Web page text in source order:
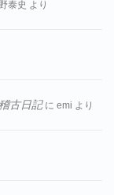
泰史 より
古日記に emi より